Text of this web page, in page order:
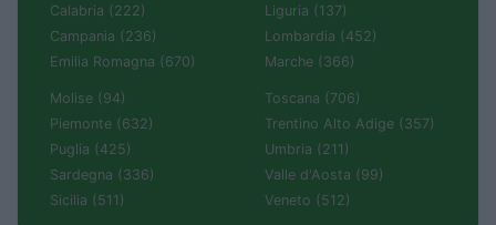
Calabria (222)
Campania (236)
Emilia Romagna (670)
Liguria (137)
Lombardia (452)
Marche (366)
Molise (94)
Piemonte (632)
Puglia (425)
Sardegna (336)
Sicilia (511)
Toscana (706)
Trentino Alto Adige (357)
Umbria (211)
Valle d'Aosta (99)
Veneto (512)